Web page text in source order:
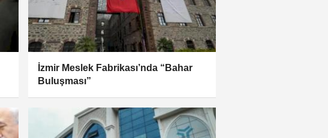
İzmir Meslek Fabrikası’nda “Bahar
Buluşması”